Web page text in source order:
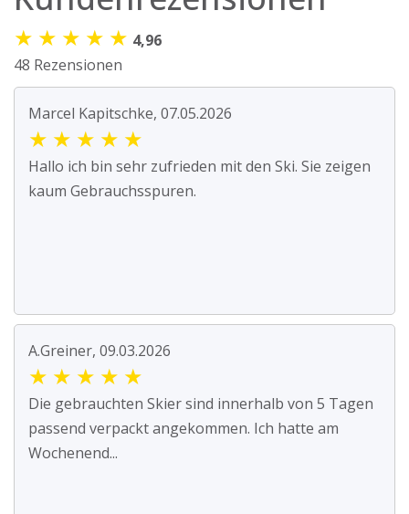
★ ★ ★ ★ ★ 4,96
48 Rezensionen
Marcel Kapitschke, 07.05.2026
★ ★ ★ ★ ★
Hallo ich bin sehr zufrieden mit den Ski. Sie zeigen
kaum Gebrauchsspuren.
A.Greiner, 09.03.2026
★ ★ ★ ★ ★
Die gebrauchten Skier sind innerhalb von 5 Tagen
passend verpackt angekommen. Ich hatte am
Wochenend...